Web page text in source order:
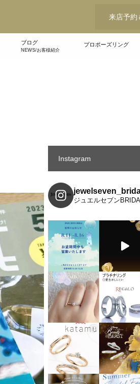
来店予約
ブログ
NEWS/お客様紹介
プロポーズリング
Instagram
ジュエルセブン